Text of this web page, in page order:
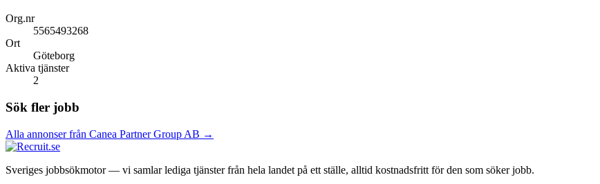
Org.nr
5565493268
Ort
Göteborg
Aktiva tjänster
2
Sök fler jobb
Alla annonser från Canea Partner Group AB →
Sveriges jobbsökmotor — vi samlar lediga tjänster från hela landet på ett ställe, alltid kostnadsfritt för den som söker jobb.